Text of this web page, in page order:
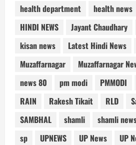
health department
health news
HINDI NEWS
Jayant Chaudhary
kisan news
Latest Hindi News
Muzaffarnagar
Muzaffarnagar
news 80
pm modi PMMODI
RAIN
Rakesh Tikait RLD
SAMBHAL
shamli shamli
sp
UPNEWS UP News
UP